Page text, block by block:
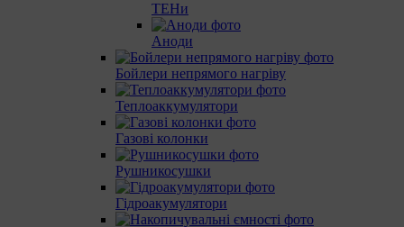
ТЕНи
Аноди
Бойлери непрямого нагріву
Теплоаккумулятори
Газові колонки
Рушникосушки
Гідроакумулятори